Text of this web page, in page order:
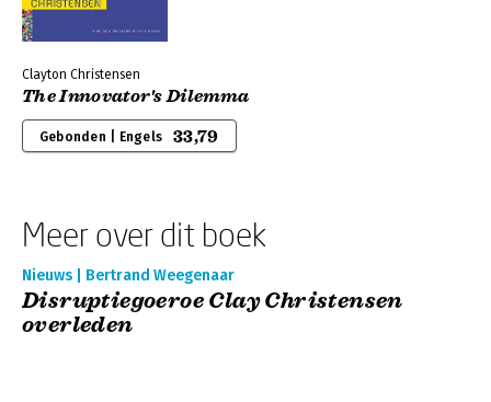
Clayton Christensen
The Innovator's Dilemma
Gebonden | Engels 33,79
Meer over dit boek
Nieuws | Bertrand Weegenaar
Disruptiegoeroe Clay Christensen
overleden